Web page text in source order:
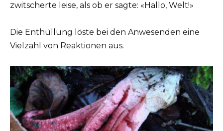
zwitscherte leise, als ob er sagte: «Hallo, Welt!»
Die Enthüllung löste bei den Anwesenden eine
Vielzahl von Reaktionen aus.